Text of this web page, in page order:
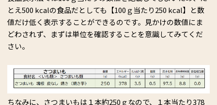
とえ500 kcalの食品だとしても【100ｇ当たり250 kcal】と数
値だけ低く表示することができるのです。見かけの数値にま
どわされず、まずは単位を確認することを意識してみてくだ
さい。
ちなみに、さつまいもは１本約250ｇなので、１本当たり378